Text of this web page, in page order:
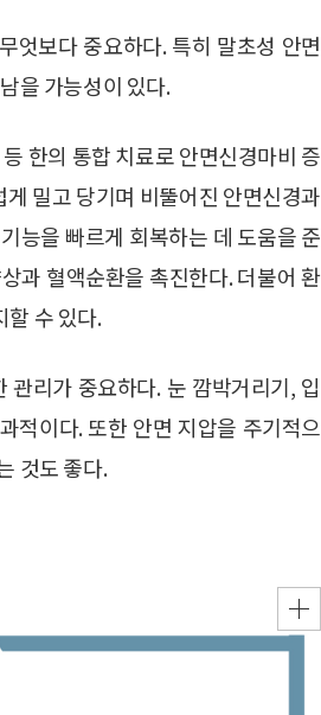
엇보다 중요하다. 특히 말초성 안면
을 가능성이 있다.
한의 통합 치료로 안면신경마비 증
밀고 당기며 비뚤어진 안면신경과
능을 빠르게 회복하는 데 도움을 준
과 혈액순환을 촉진한다. 더불어 환
할 수 있다.
리가 중요하다. 눈 깜박거리기, 입
적이다. 또한 안면 지압을 주기적으
것도 좋다.